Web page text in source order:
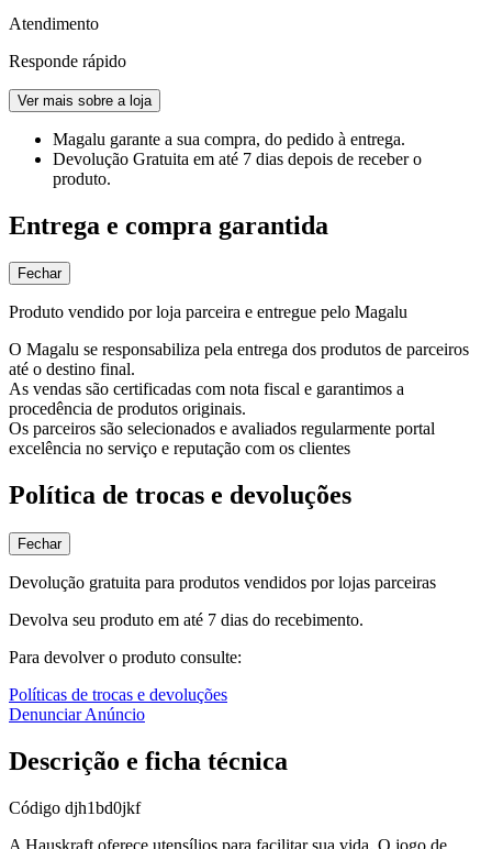
Atendimento
Responde rápido
Ver mais sobre a loja
Magalu garante a sua compra, do pedido à entrega.
Devolução Gratuita em até 7 dias depois de receber o
produto.
Entrega e compra garantida
Fechar
Produto vendido por loja parceira e entregue pelo Magalu
O Magalu se responsabiliza pela entrega dos produtos de parceiros
até o destino final.
As vendas são certificadas com nota fiscal e garantimos a
procedência de produtos originais.
Os parceiros são selecionados e avaliados regularmente portal
excelência no serviço e reputação com os clientes
Política de trocas e devoluções
Fechar
Devolução gratuita para produtos vendidos por lojas parceiras
Devolva seu produto em até 7 dias do recebimento.
Para devolver o produto consulte:
Políticas de trocas e devoluções
Denunciar Anúncio
Descrição e ficha técnica
Código djh1bd0jkf
A Hauskraft oferece utensílios para facilitar sua vida. O jogo de